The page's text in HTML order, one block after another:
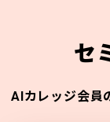
セ
AIカレッジ会員